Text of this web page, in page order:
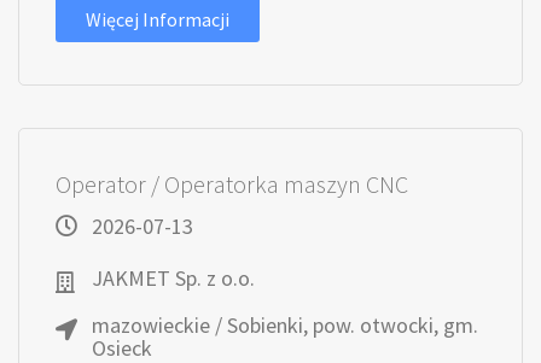
Więcej Informacji
Operator / Operatorka maszyn CNC
2026-07-13
JAKMET Sp. z o.o.
mazowieckie / Sobienki, pow. otwocki, gm.
Osieck